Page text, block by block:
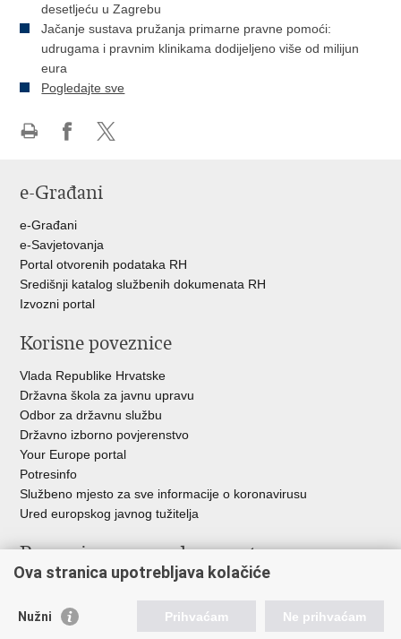
desetljeću u Zagrebu
Jačanje sustava pružanja primarne pravne pomoći:
udrugama i pravnim klinikama dodijeljeno više od milijun
eura
Pogledajte sve
FacebookuTwitteru
e-Građani
e-Građani
e-Savjetovanja
Portal otvorenih podataka RH
Središnji katalog službenih dokumenata RH
Izvozni portal
Korisne poveznice
Vlada Republike Hrvatske
Državna škola za javnu upravu
Odbor za državnu službu
Državno izborno povjerenstvo
Your Europe portal
Potresinfo
Službeno mjesto za sve informacije o koronavirusu
Ured europskog javnog tužitelja
Poveznice pravosudnog sustava
Državno odvjetništvo
Ured za suzbijanje korupcije i organiziranog kriminaliteta
Ova stranica upotrebljava kolačiće
Nužni Prihvaćam Ne prihvaćam